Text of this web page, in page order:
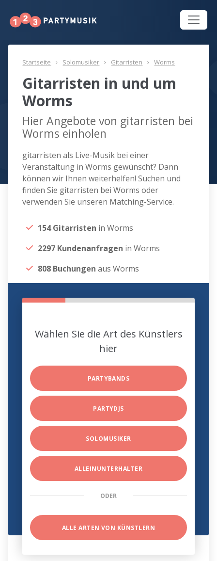
Startseite Solomusiker Gitarristen Worms
Gitarristen in und um
Worms
Hier Angebote von gitarristen bei
Worms einholen
gitarristen als Live-Musik bei einer
Veranstaltung in Worms gewünscht? Dann
können wir Ihnen weiterhelfen! Suchen und
finden Sie gitarristen bei Worms oder
verwenden Sie unseren Matching-Service.
154 Gitarristen in Worms
2297 Kundenanfragen in Worms
808 Buchungen aus Worms
Wählen Sie die Art des Künstlers
hier
PARTYBANDS
PARTYDJS
SOLOMUSIKER
ALLEINUNTERHALTER
ODER
ALLE ARTEN VON KÜNSTLERN